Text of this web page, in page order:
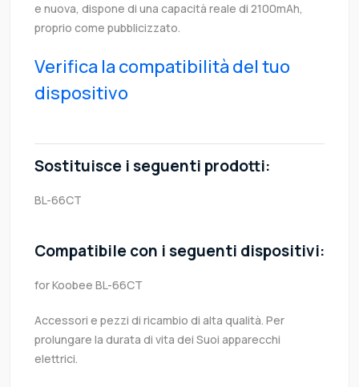
e nuova, dispone di una capacità reale di 2100mAh,
proprio come pubblicizzato.
Verifica la compatibilità del tuo
dispositivo
Sostituisce i seguenti prodotti:
BL-66CT
Compatibile con i seguenti dispositivi:
for Koobee BL-66CT
Accessori e pezzi di ricambio di alta qualità. Per
prolungare la durata di vita dei Suoi apparecchi
elettrici.